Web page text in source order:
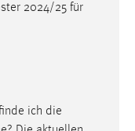
2024/25 für
ich die